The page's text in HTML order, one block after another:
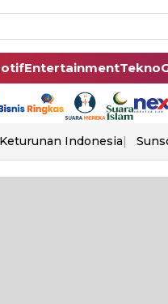
EntertainmentTekno
Indonesia